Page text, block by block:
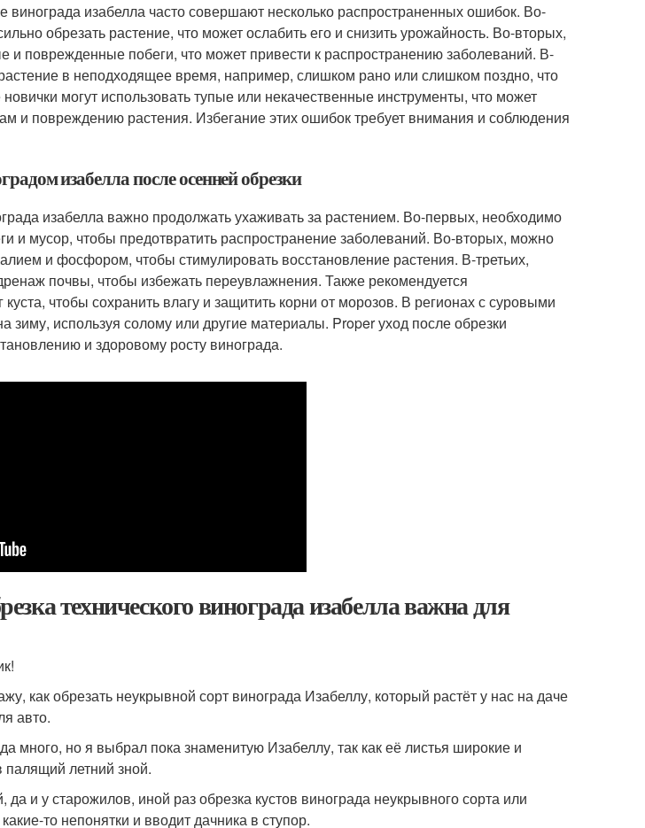
винограда изабелла часто совершают несколько распространенных ошибок. Во-
обрезать растение, что может ослабить его и снизить урожайность. Во-вторых,
и поврежденные побеги, что может привести к распространению заболеваний. В-
растение в неподходящее время, например, слишком рано или слишком поздно, что
могут использовать тупые или некачественные инструменты, что может
и повреждению растения. Избегание этих ошибок требует внимания и соблюдения
изабелла после осенней обрезки
изабелла важно продолжать ухаживать за растением. Во-первых, необходимо
и мусор, чтобы предотвратить распространение заболеваний. Во-вторых, можно
и фосфором, чтобы стимулировать восстановление растения. В-третьих,
почвы, чтобы избежать переувлажнения. Также рекомендуется
куста, чтобы сохранить влагу и защитить корни от морозов. В регионах с суровыми
зиму, используя солому или другие материалы. Proper уход после обрезки
и здоровому росту винограда.
технического винограда изабелла важна для
как обрезать неукрывной сорт винограда Изабеллу, который растёт у нас на даче
авто.
много, но я выбрал пока знаменитую Изабеллу, так как её листья широкие и
летний зной.
и у старожилов, иной раз обрезка кустов винограда неукрывного сорта или
то непонятки и вводит дачника в ступор.